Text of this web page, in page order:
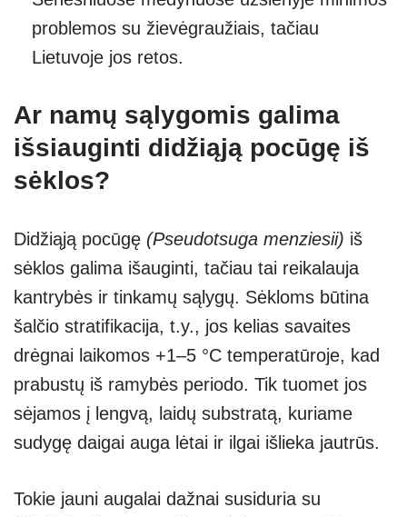
problemos su žievėgraužiais, tačiau
Lietuvoje jos retos.
Ar namų sąlygomis galima
išsiauginti didžiąją pocūgę iš
sėklos?
Didžiąją pocūgę (Pseudotsuga menziesii) iš
sėklos galima išauginti, tačiau tai reikalauja
kantrybės ir tinkamų sąlygų. Sėkloms būtina
šalčio stratifikacija, t.y., jos kelias savaites
drėgnai laikomos +1–5 °C temperatūroje, kad
prabustų iš ramybės periodo. Tik tuomet jos
sėjamos į lengvą, laidų substratą, kuriame
sudygę daigai auga lėtai ir ilgai išlieka jautrūs.
Tokie jauni augalai dažnai susiduria su